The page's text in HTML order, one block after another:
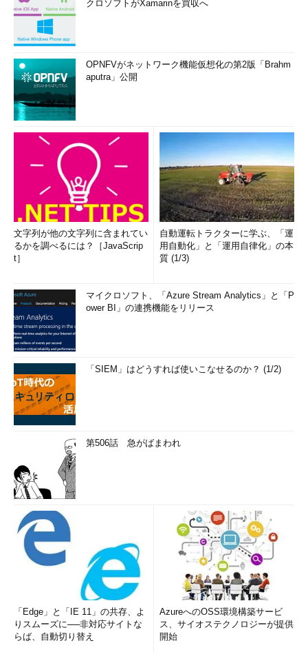
クロソフトがXamarinを買収へ
OPNFVがネットワーク機能仮想化の第2版「Brahm
aputra」公開
文字列が他の文字列に含まれてい
るかを調べるには？［JavaScrip
t］
自動運転トラクターに学ぶ、「運
用自動化」と「運用自律化」の本
質 (1/3)
マイクロソフト、「Azure Stream Analytics」と「P
ower BI」の連携機能をリリース
「SIEM」はどうすれば使いこなせるのか？ (1/2)
第506話 急がばまわれ
「Edge」と「IE 11」の共存、よ
りスムーズに──非対応サイトな
らば、自動切り替え
AzureへのOSS環境構築サービ
ス、サイオステクノロジーが提供
開始